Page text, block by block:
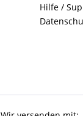
Hilfe /